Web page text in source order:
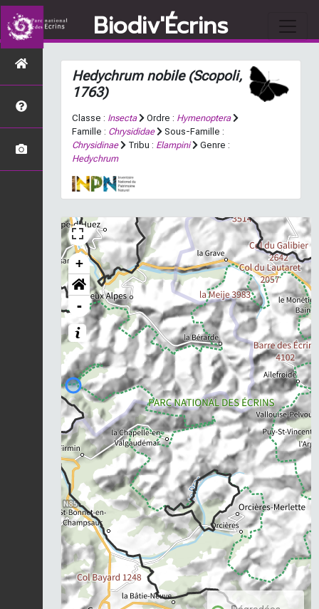
Biodiv'Écrins
Hedychrum nobile(Scopoli,
1763)
Classe : Insecta Ordre : Hymenoptera
Famille : Chrysididae
Sous-Famille :
Chrysidinae
Tribu : Elampini
Genre :
Hedychrum
+
-